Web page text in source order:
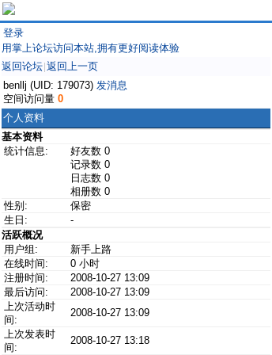
登录
用掌上论坛访问本站,拥有更好阅读体验
返回论坛 返回上一页
benllj (UID: 179073) 发消息
空间访问量 0
个人资料
基本资料
统计信息:
好友数 0
记录数 0
日志数 0
相册数 0
性别:
保密
生日:
-
活跃概况
用户组:
新手上路
在线时间:
0 小时
注册时间:
2008-10-27 13:09
最后访问:
2008-10-27 13:09
上次活动时
间:
2008-10-27 13:09
上次发表时
间:
2008-10-27 13:18